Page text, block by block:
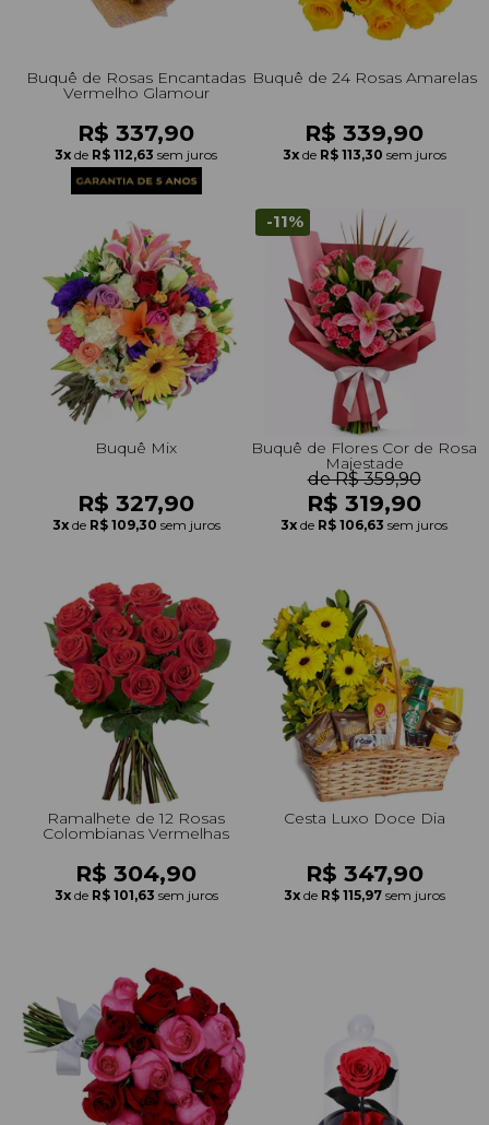
Buquê de Rosas Encantadas
Vermelho Glamour
R$ 337,90
3x de R$ 112,63 sem juros
Buquê de 24 Rosas Amarelas
R$ 339,90
3x de R$ 113,30 sem juros
Buquê Mix
R$ 327,90
3x de R$ 109,30 sem juros
-11%
Buquê de Flores Cor de Rosa
Majestade
de R$ 359,90
R$ 319,90
3x de R$ 106,63 sem juros
Ramalhete de 12 Rosas
Colombianas Vermelhas
R$ 304,90
3x de R$ 101,63 sem juros
Cesta Luxo Doce Dia
R$ 347,90
3x de R$ 115,97 sem juros